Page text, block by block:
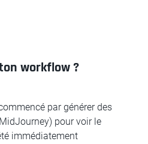
workflow ?
par générer des
pour voir le
immédiatement